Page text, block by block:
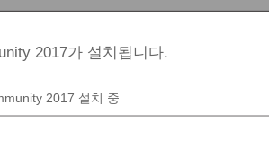
2017가 설치됩니다.
2017 설치 중